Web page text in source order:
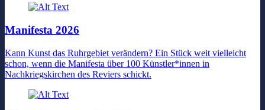
Manifesta 2026
Kann Kunst das Ruhrgebiet verändern? Ein Stück weit vielleicht
schon, wenn die Manifesta über 100 Künstler*innen in
Nachkriegskirchen des Reviers schickt.